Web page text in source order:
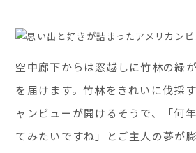
空中廊下からは窓越しに竹林の緑
を届けます。竹林をきれいに伐採
ャンビューが開けるそうで、「何
てみたいですね」とご主人の夢が膨